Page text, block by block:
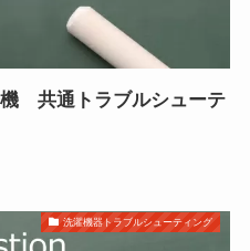
共通トラブルシューテ
洗濯機器トラブルシューティング